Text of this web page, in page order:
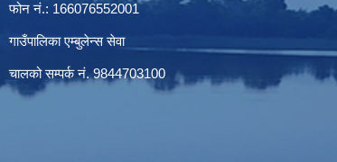
फोन नं.: 166076552001
गाउँपालिका एम्बुलेन्स सेवा
चालको सम्पर्क नं. 9844703100